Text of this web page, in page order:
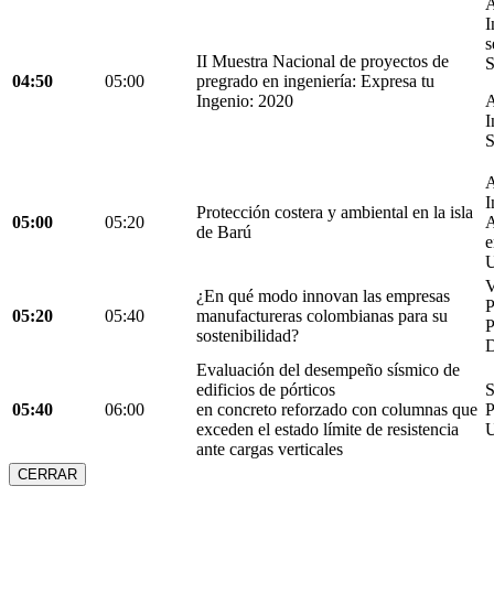
04:50 05:00
II Muestra Nacional de proyectos de
pregrado en ingeniería: Expresa tu
Ingenio: 2020
05:00 05:20
Protección costera y ambiental en la isla
de Barú
05:20 05:40
¿En qué modo innovan las empresas
manufactureras colombianas para su
sostenibilidad?
05:40 06:00
Evaluación del desempeño sísmico de
edificios de pórticos
en concreto reforzado con columnas que
exceden el estado límite de resistencia
ante cargas verticales
CERRAR